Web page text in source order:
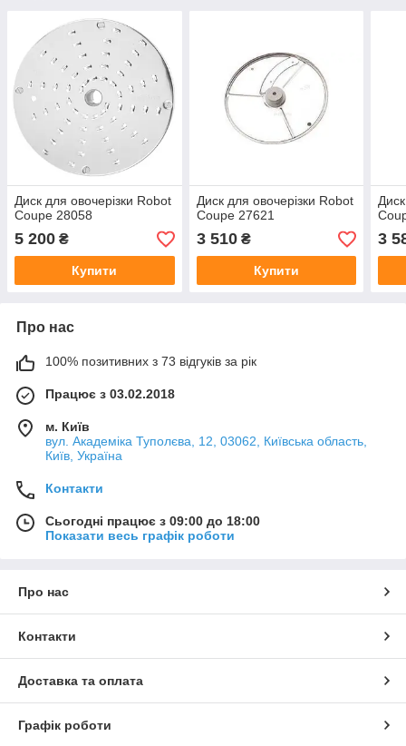
Диск для овочерізки Robot
Coupe 28058
5 200 ₴
Купити
Диск для овочерізки Robot
Coupe 27621
3 510₴
Купити
3
Про нас
100% позитивних з 73 відгуків за рік
Працює з 03.02.2018
м. Київ
вул. Академіка Туполєва, 12, 03062, Київська область,
Київ, Україна
Контакти
Сьогодні працює з 09:00 до 18:00
Показати весь графік роботи
Про нас
Контакти
Доставка та оплата
Графік роботи